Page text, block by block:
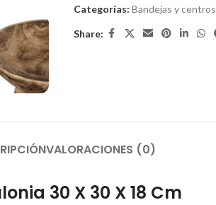
Categorías: Bandejas y centros
Share:
VALORACIONES (0)
30 X 30 X 18 Cm